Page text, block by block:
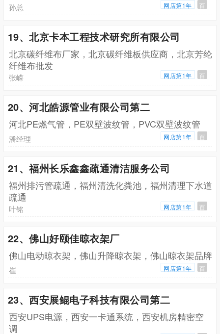
孙总 网店第1年 百
19、北京卡本工程技术研究所有限公司
北京碳纤维布厂家，北京碳纤维板供应商，北京芳纶
纤维布批发
张嵘 网店第1年 百
20、河北皓源管业有限公司第二
河北PE燃气管，PE双壁波纹管，PVC双壁波纹管
潘经理 网店第1年 百
21、福州长乐鑫鑫疏通清洁服务公司
福州排污管疏通，福州清洗化粪池，福州清理下水道
疏通
叶铭 网店第1年 百
22、佛山好颐佳晾衣架厂
佛山电动晾衣架，佛山升降晾衣架，佛山晾衣架品牌
崔 网店第1年 百
23、西安展鲲电子科技有限公司第二
西安UPS电源，西安一卡通系统，西安机房精密空
调